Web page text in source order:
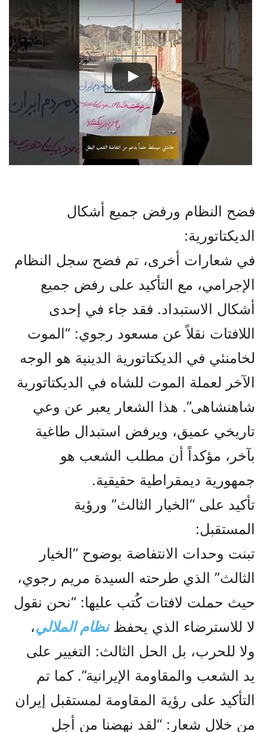
فضح النظام ورفض جميع أشكال
الديكتاتورية:
في شعارات أخرى، تم فضح سجل النظام
الإجرامي، مع التأكيد على رفض جميع
أشكال الاستبداد. فقد جاء في إحدى
اللافتات نقلاً عن مسعود رجوي: “الموت
لخامنئي في الديكتاتورية الدينية هو الوجه
الآخر لعملة الموت للشاه في الديكتاتورية
شاهنشاهی”. هذا الشعار يعبر عن وعي
تاريخي عميق، ويرفض استبدال طاغية
بآخر، مؤكداً أن مطلب الشعب هو
جمهورية ديمقراطية حقيقية.
تأكيد على “الخيار الثالث” ورؤية
المستقبل:
تبنت وحدات الانتفاضة بوضوح “الخيار
الثالث” الذي طرحته السيدة مريم رجوي،
حيث حملت لافتات كُتب عليها: “نحن نقول
لا للاسترضاء الذي يحفظنظام الملالي،
ولا للحرب، بل الحل الثالث: التغيير على
يد الشعب والمقاومة الإيرانية”. كما تم
التأكيد على رؤية المقاومة لمستقبل إيران
من خلال شعار: “لقد نهضنا من أجل